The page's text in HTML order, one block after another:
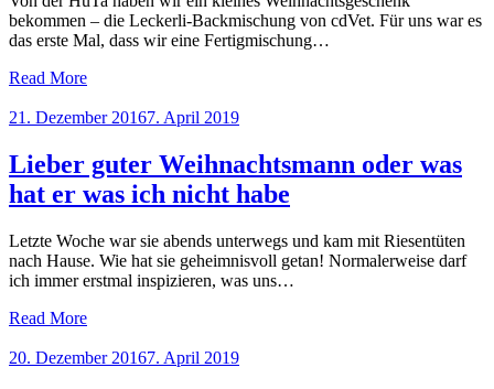
bekommen – die Leckerli-Backmischung von cdVet. Für uns war es
das erste Mal, dass wir eine Fertigmischung…
Read More
Posted
21. Dezember 20167. April 2019
Lieber guter Weihnachtsmann oder was
hat er was ich nicht habe
Letzte Woche war sie abends unterwegs und kam mit Riesentüten
nach Hause. Wie hat sie geheimnisvoll getan! Normalerweise darf
ich immer erstmal inspizieren, was uns…
Read More
Posted
20. Dezember 20167. April 2019